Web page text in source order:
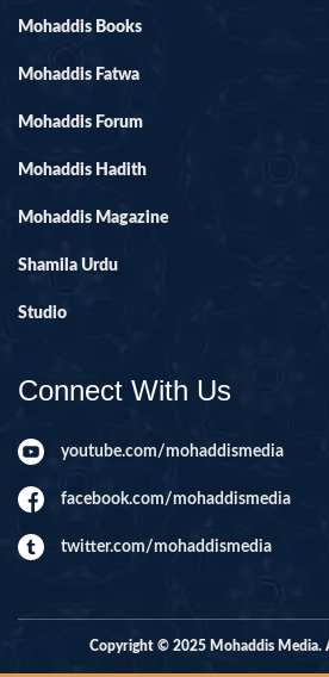
Mohaddis Books
Mohaddis Fatwa
Mohaddis Forum
Mohaddis Hadith
Mohaddis Magazine
Shamila Urdu
Studio
Connect With Us
youtube.com/mohaddismedia
facebook.com/mohaddismedia
twitter.com/mohaddismedia
Copyright © 2025 Mohaddis Media.